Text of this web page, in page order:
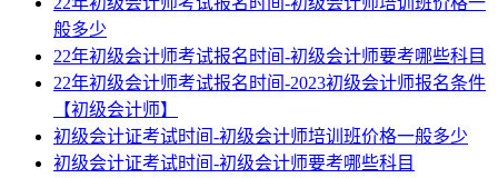
般多少
22年初级会计师考试报名时间-初级会计师要考哪些科目
22年初级会计师考试报名时间-2023初级会计师报名条件
【初级会计师】
初级会计证考试时间-初级会计师培训班价格一般多少
初级会计证考试时间-初级会计师要考哪些科目